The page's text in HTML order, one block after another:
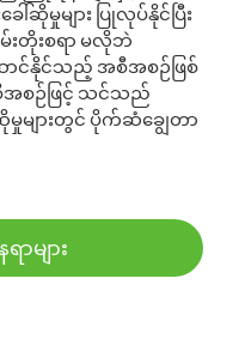
ါ်ဆိုမှုများ ပြုလုပ်နိုင်ပြီး
တိုးစရာ မလိုဘဲ
ာင်နိုင်သည့် အစီအစဉ်ဖြစ်
အစဉ်ဖြင့် သင်သည်
မှုများတွင် ပိုက်ဆံချွေတာ
များ